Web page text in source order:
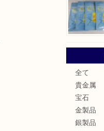
全て
貴金属
宝石
金製品
銀製品